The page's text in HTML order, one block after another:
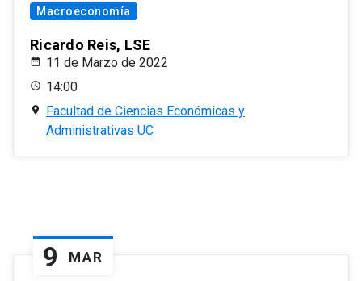
Macroeconomía
Ricardo Reis, LSE
11 de Marzo de 2022
14:00
Facultad de Ciencias Económicas y
Administrativas UC
9 MAR